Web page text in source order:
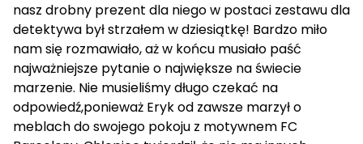
nasz drobny prezent dla niego w postaci zestawu dla
detektywa był strzałem w dziesiątkę! Bardzo miło
nam się rozmawiało, aż w końcu musiało paść
najważniejsze pytanie o największe na świecie
marzenie. Nie musieliśmy długo czekać na
odpowiedź,ponieważ Eryk od zawsze marzył o
meblach do swojego pokoju z motywnem FC